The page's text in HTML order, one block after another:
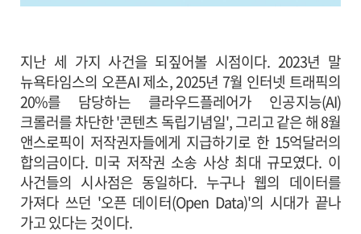
지난 세 가지 사건을 되짚어볼 시점이다. 2023년 말
뉴욕타임스의 오픈AI 제소, 2025년 7월 인터넷 트래픽의
20%를 담당하는 클라우드플레어가 인공지능(AI)
크롤러를 차단한 '콘텐츠 독립기념일', 그리고 같은 해 8월
앤스로픽이 저작권자들에게 지급하기로 한 15억달러의
합의금이다. 미국 저작권 소송 사상 최대 규모였다. 이
사건들의 시사점은 동일하다. 누구나 웹의 데이터를
가져다 쓰던 '오픈 데이터(Open Data)'의 시대가 끝나
가고 있다는 것이다.